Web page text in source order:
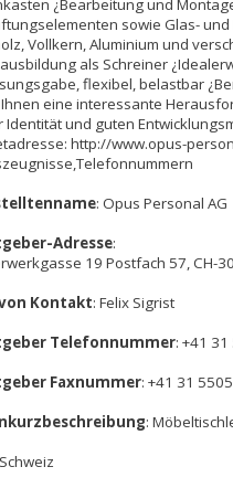
¿Bearbeitung und
sowie Glas-
Vollkern, Aluminium und
als Schreiner
flexibel, belastbar
eine interessante
Identität und guten
http://www.opus-
: Opus Personal AG
Adresse:
19 Postfach 57, CH-
Kontakt: Felix Sigrist
Telefonnummer: +41
Faxnummer: +41 31
: